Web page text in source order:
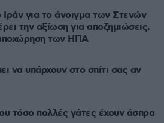
για το άνοιγμα των Στενών
την αξίωση για αποζημιώσεις,
των ΗΠΑ
να υπάρχουν στο σπίτι σας αν
τόσο πολλές γάτες έχουν άσπρα